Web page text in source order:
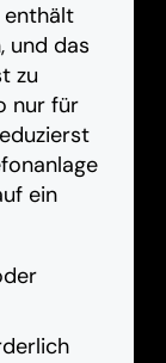
enthält
und das
zu
nur für
ein